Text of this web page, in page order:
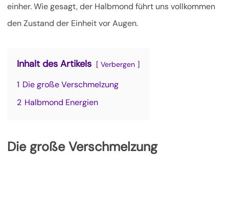
einher. Wie gesagt, der Halbmond führt uns vollkommen
den Zustand der Einheit vor Augen.
Inhalt des Artikels Verbergen
1 Die große Verschmelzung
2 Halbmond Energien
Die große Verschmelzung